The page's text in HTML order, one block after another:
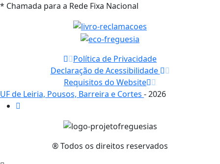
* Chamada para a Rede Fixa Nacional
Política de Privacidade
Declaração de Acessibilidade
Requisitos do Website
UF de Leiria, Pousos, Barreira e Cortes - 2026
® Todos os direitos reservados